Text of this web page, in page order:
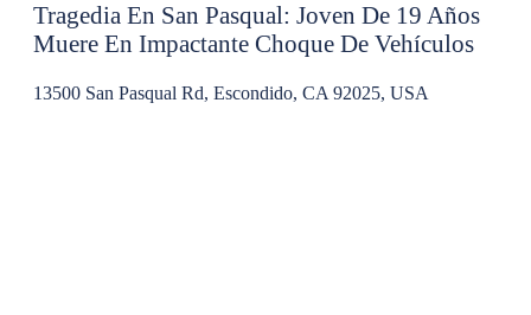
Tragedia En San Pasqual: Joven De 19 Años
Muere En Impactante Choque De Vehículos
13500 San Pasqual Rd, Escondido, CA 92025, USA